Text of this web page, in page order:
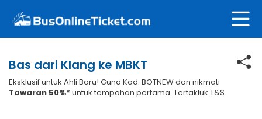
Bas dari Klang ke MBKT
Eksklusif untuk Ahli Baru! Guna Kod: BOTNEW dan nikmati
Tawaran 50%* untuk tempahan pertama. Tertakluk T&S.